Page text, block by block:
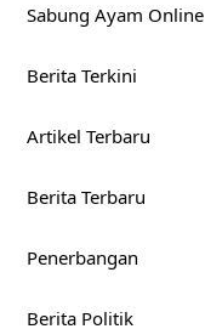
Sabung Ayam Online
Berita Terkini
Artikel Terbaru
Berita Terbaru
Penerbangan
Berita Politik